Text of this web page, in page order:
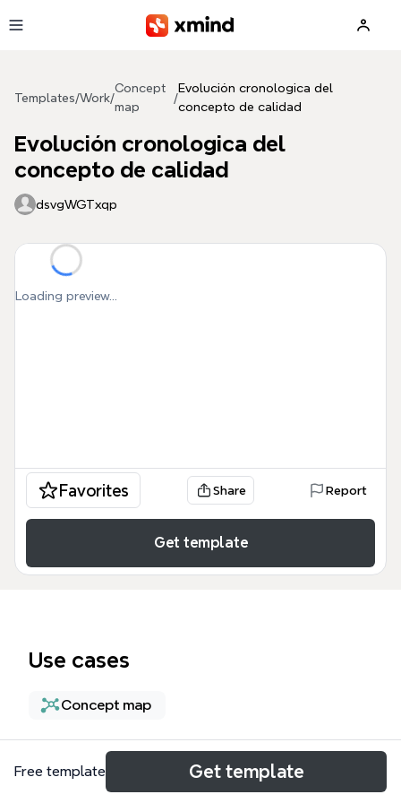
Templates/Work/
Concept
map
/
Evolución cronologica del
concepto de calidad
Evolución cronologica del
concepto de calidad
dsvgWGTxqp
Loading preview...
Favorites Share Report
Get template
Use cases
Concept map
About
Free template Get template